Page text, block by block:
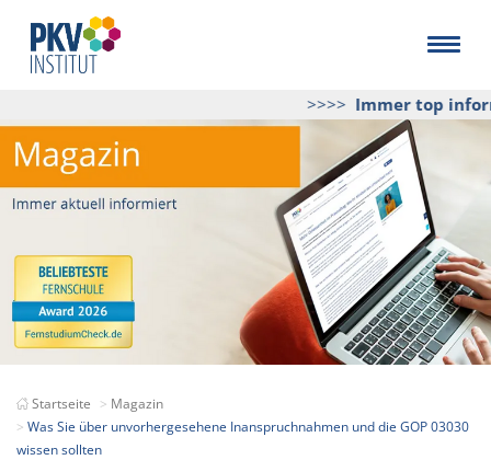
>>>>Immer top
Startseite
Magazin
Was Sie über unvorhergesehene Inanspruchnahmen und die GOP 03030
wissen sollten